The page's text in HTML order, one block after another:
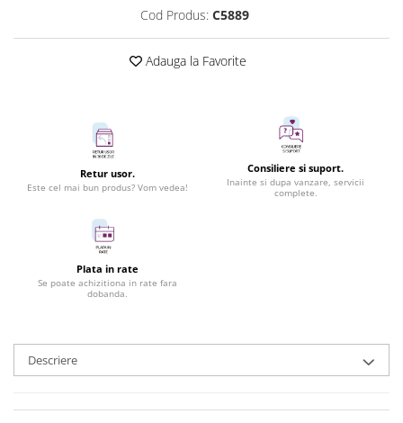
Cod Produs: C5889
Adauga la Favorite
Retur usor.
Este cel mai bun produs? Vom vedea!
Consiliere si suport.
Inainte si dupa vanzare, servicii
complete.
Plata in rate
Se poate achizitiona in rate fara
dobanda.
Descriere